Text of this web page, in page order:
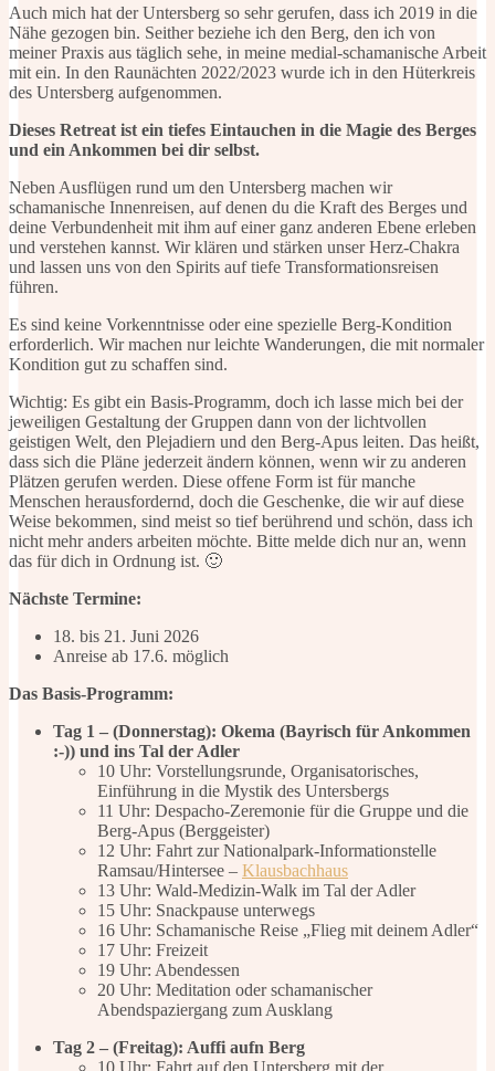
Auch mich hat der Untersberg so sehr gerufen, dass ich 2019 in die
Nähe gezogen bin. Seither beziehe ich den Berg, den ich von
meiner Praxis aus täglich sehe, in meine medial-schamanische Arbeit
mit ein. In den Raunächten 2022/2023 wurde ich in den Hüterkreis
des Untersberg aufgenommen.
Dieses Retreat ist ein tiefes Eintauchen in die Magie des Berges
und ein Ankommen bei dir selbst.
Neben Ausflügen rund um den Untersberg machen wir
schamanische Innenreisen, auf denen du die Kraft des Berges und
deine Verbundenheit mit ihm auf einer ganz anderen Ebene erleben
und verstehen kannst. Wir klären und stärken unser Herz-Chakra
und lassen uns von den Spirits auf tiefe Transformationsreisen
führen.
Es sind keine Vorkenntnisse oder eine spezielle Berg-Kondition
erforderlich. Wir machen nur leichte Wanderungen, die mit normaler
Kondition gut zu schaffen sind.
Wichtig: Es gibt ein Basis-Programm, doch ich lasse mich bei der
jeweiligen Gestaltung der Gruppen dann von der lichtvollen
geistigen Welt, den Plejadiern und den Berg-Apus leiten. Das heißt,
dass sich die Pläne jederzeit ändern können, wenn wir zu anderen
Plätzen gerufen werden. Diese offene Form ist für manche
Menschen herausfordernd, doch die Geschenke, die wir auf diese
Weise bekommen, sind meist so tief berührend und schön, dass ich
nicht mehr anders arbeiten möchte. Bitte melde dich nur an, wenn
das für dich in Ordnung ist. 🙂
Nächste Termine:
18. bis 21. Juni 2026
Anreise ab 17.6. möglich
Das Basis-Programm:
Tag 1 – (Donnerstag): Okema (Bayrisch für Ankommen
:-)) und ins Tal der Adler
10 Uhr: Vorstellungsrunde, Organisatorisches,
Einführung in die Mystik des Untersbergs
11 Uhr: Despacho-Zeremonie für die Gruppe und die
Berg-Apus (Berggeister)
12 Uhr: Fahrt zur Nationalpark-Informationstelle
Ramsau/Hintersee – Klausbachhaus
13 Uhr: Wald-Medizin-Walk im Tal der Adler
15 Uhr: Snackpause unterwegs
16 Uhr: Schamanische Reise „Flieg mit deinem Adler“
17 Uhr: Freizeit
19 Uhr: Abendessen
20 Uhr: Meditation oder schamanischer
Abendspaziergang zum Ausklang
Tag 2 – (Freitag): Auffi aufn Berg
10 Uhr: Fahrt auf den Untersberg mit der